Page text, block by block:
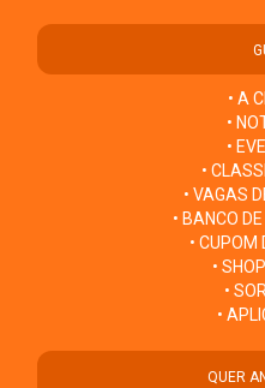
• A
•
•
•
• VAGAS
• BANCO
• CUPOM
•
•
•
QUER